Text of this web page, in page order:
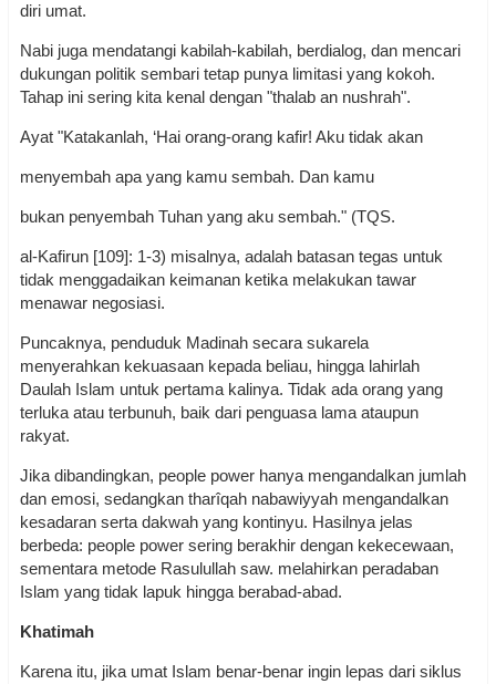
diri umat.
Nabi juga mendatangi kabilah-kabilah, berdialog, dan mencari
dukungan politik sembari tetap punya limitasi yang kokoh.
Tahap ini sering kita kenal dengan "thalab an nushrah".
Ayat "Katakanlah, ‘Hai orang-orang kafir! Aku tidak akan
menyembah apa yang kamu sembah. Dan kamu
bukan penyembah Tuhan yang aku sembah." (TQS.
al-Kafirun [109]: 1-3) misalnya, adalah batasan tegas untuk
tidak menggadaikan keimanan ketika melakukan tawar
menawar negosiasi.
Puncaknya, penduduk Madinah secara sukarela
menyerahkan kekuasaan kepada beliau, hingga lahirlah
Daulah Islam untuk pertama kalinya. Tidak ada orang yang
terluka atau terbunuh, baik dari penguasa lama ataupun
rakyat.
Jika dibandingkan, people power hanya mengandalkan jumlah
dan emosi, sedangkan tharîqah nabawiyyah mengandalkan
kesadaran serta dakwah yang kontinyu. Hasilnya jelas
berbeda: people power sering berakhir dengan kekecewaan,
sementara metode Rasulullah saw. melahirkan peradaban
Islam yang tidak lapuk hingga berabad-abad.
Khatimah
Karena itu, jika umat Islam benar-benar ingin lepas dari siklus